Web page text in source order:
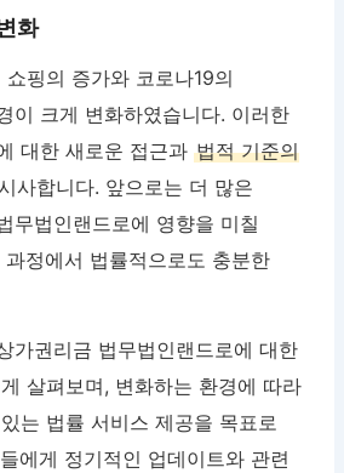
화
핑의 증가와 코로나19의
이 크게 변화하였습니다. 이러한
대한 새로운 접근과법적 기준의
사합니다. 앞으로는 더 많은
무법인랜드로에 영향을 미칠
정에서 법률적으로도 충분한
가권리금 법무법인랜드로에 대한
살펴보며, 변화하는 환경에 따라
는 법률 서비스 제공을 목표로
에게 정기적인 업데이트와 관련